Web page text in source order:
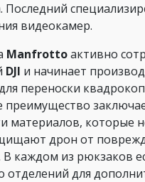
Последний
видеокамер.
Manfrottoактивно
DJI и начинает
переноски
преимущество
материалов, которые
дрон от
В каждом из рюкзаков
отделений для